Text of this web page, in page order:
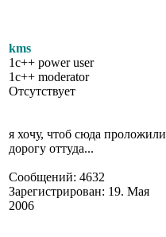
kms
1c++ power user
1c++ moderator
Отсутствует
я хочу, чтоб сюда проложили
дорогу оттуда...
Сообщений: 4632
Зарегистрирован: 19. Мая
2006